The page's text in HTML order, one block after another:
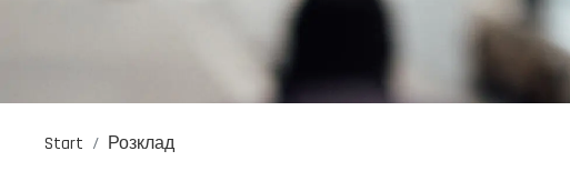
Start Розклад